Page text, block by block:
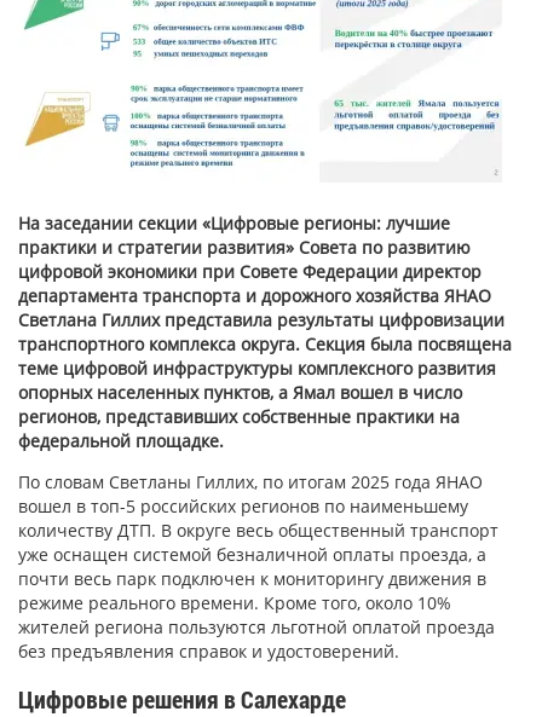
На заседании секции «Цифровые регионы: лучшие
практики и стратегии развития» Совета по развитию
цифровой экономики при Совете Федерации директор
департамента транспорта и дорожного хозяйства ЯНАО
Светлана Гиллих представила результаты цифровизации
транспортного комплекса округа. Секция была посвящена
теме цифровой инфраструктуры комплексного развития
опорных населенных пунктов, а Ямал вошел в число
регионов, представивших собственные практики на
федеральной площадке.
По словам Светланы Гиллих, по итогам 2025 года ЯНАО
вошел в топ-5 российских регионов по наименьшему
количеству ДТП. В округе весь общественный транспорт
уже оснащен системой безналичной оплаты проезда, а
почти весь парк подключен к мониторингу движения в
режиме реального времени. Кроме того, около 10%
жителей региона пользуются льготной оплатой проезда
без предъявления справок и удостоверений.
Цифровые решения в Салехарде